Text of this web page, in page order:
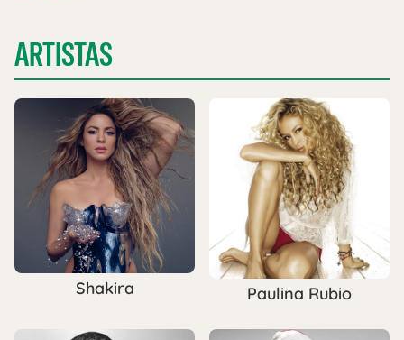
ARTISTAS
Shakira Paulina Rubio